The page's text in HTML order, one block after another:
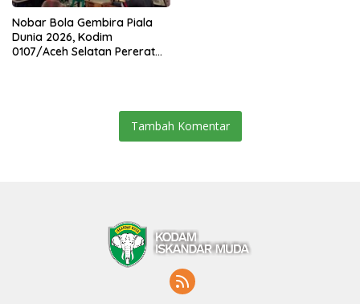
Nobar Bola Gembira Piala
Dunia 2026, Kodim
0107/Aceh Selatan Pererat
Tambah Komentar